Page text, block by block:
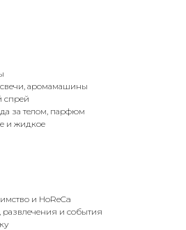
аромамашины
спрей
за телом, парфюм
и жидкое
и HoReCa
развлечения и события